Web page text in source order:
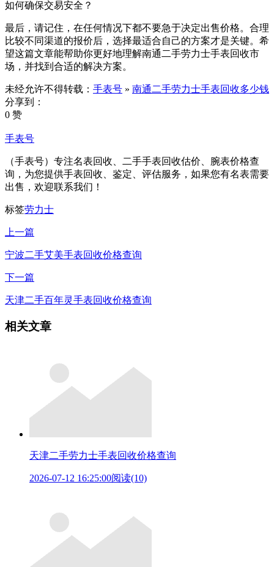
如何确保交易安全？
最后，请记住，在任何情况下都不要急于决定出售价格。合理
比较不同渠道的报价后，选择最适合自己的方案才是关键。希
望这篇文章能帮助你更好地理解南通二手劳力士手表回收市
场，并找到合适的解决方案。
未经允许不得转载： 手表号 » 南通二手劳力士手表回收多少钱
分享到：
0 赞
手表号
（手表号）专注名表回收、二手手表回收估价、腕表价格查
询，为您提供手表回收、鉴定、评估服务，如果您有名表需要
出售，欢迎联系我们！
标签劳力士
上一篇
宁波二手艾美手表回收价格查询
下一篇
天津二手百年灵手表回收价格查询
相关文章
天津二手劳力士手表回收价格查询
2026-07-12 16:25:00阅读(10)